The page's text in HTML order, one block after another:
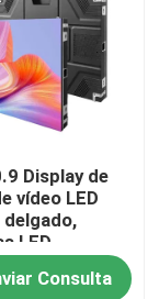
Display de
vídeo LED
LED
3 años 320
X 160
Consulta